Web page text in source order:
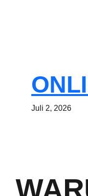
Juli 2, 2026